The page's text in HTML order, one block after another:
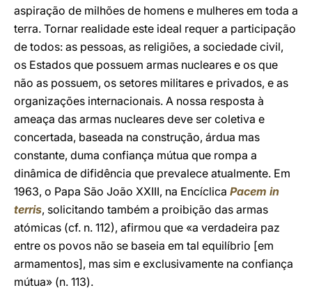
aspiração de milhões de homens e mulheres em toda a
terra. Tornar realidade este ideal requer a participação
de todos: as pessoas, as religiões, a sociedade civil,
os Estados que possuem armas nucleares e os que
não as possuem, os setores militares e privados, e as
organizações internacionais. A nossa resposta à
ameaça das armas nucleares deve ser coletiva e
concertada, baseada na construção, árdua mas
constante, duma confiança mútua que rompa a
dinâmica de difidência que prevalece atualmente. Em
1963, o Papa São João XXIII, na Encíclica Pacem in
terris, solicitando também a proibição das armas
atómicas (cf. n. 112), afirmou que «a verdadeira paz
entre os povos não se baseia em tal equilíbrio [em
armamentos], mas sim e exclusivamente na confiança
mútua» (n. 113).